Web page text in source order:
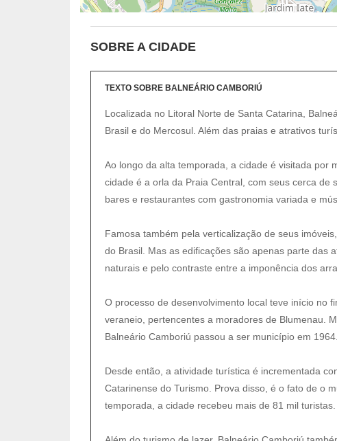
SOBRE A CIDADE
TEXTO SOBRE BALNEÁRIO CAMBORIÚ
Localizada no Litoral Norte de Santa Catarina,
Brasil e do Mercosul. Além das praias e atrativos
Ao longo da alta temporada, a cidade é visitada por
cidade é a orla da Praia Central, com seus cerca de
bares e restaurantes com gastronomia variada e
Famosa também pela verticalização de seus
do Brasil. Mas as edificações são apenas parte das
naturais e pelo contraste entre a imponência dos
O processo de desenvolvimento local teve início no
veraneio, pertencentes a moradores de Blumenau.
Balneário Camboriú passou a ser município em 1964.
Desde então, a atividade turística é incrementada
Catarinense do Turismo. Prova disso, é o fato de o
temporada, a cidade recebeu mais de 81 mil turistas.